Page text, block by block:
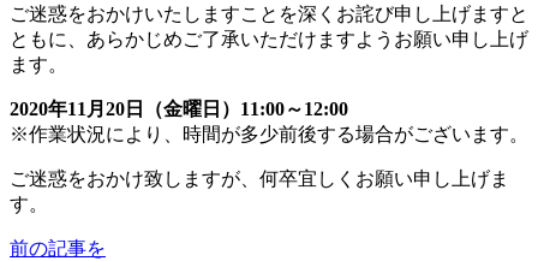
ご迷惑をおかけいたしますことを深くお詫び申し上げますと
ともに、あらかじめご了承いただけますようお願い申し上げ
ます。
2020年11月20日（金曜日）11:00～12:00
※作業状況により、時間が多少前後する場合がございます。
ご迷惑をおかけ致しますが、何卒宜しくお願い申し上げま
す。
前の記事を